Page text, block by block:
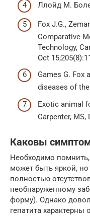
Ллойд М.
Fox J.G.,
Comparative
Technology,
Oct
Games G. Fox
diseases of the
Exotic animal
Carpenter, MS,
Каковы
Необходимо
может быть яркой,
полностью
необнаруженному
форму). Однако
гепатита